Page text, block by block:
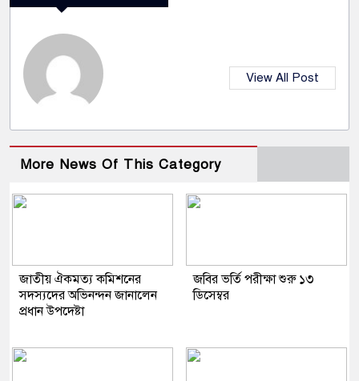
View All Post
More News Of This Category
জাতীয় ঐকমত্য কমিশনের
সদস্যদের অভিনন্দন জানালেন
প্রধান উপদেষ্টা
জবির ভর্তি পরীক্ষা শুরু ১৩
ডিসেম্বর